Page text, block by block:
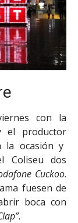
con la
el productor
la ocasión y
Coliseu dos
Cuckoo.
fuesen de
boca con
.